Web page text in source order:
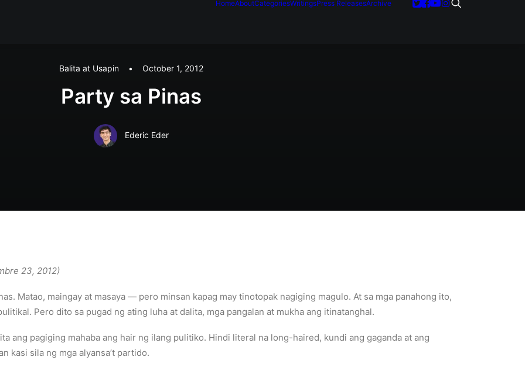
HomeAboutCategoriesWritingsPress ReleasesArchive
Balita at Usapin • October 1, 2012
Party sa Pinas
Ederic Eder
23, 2012)
Matao, maingay at masaya — pero minsan kapag may tinotopak nagiging magulo. At sa mga panahong ito,
Pero dito sa pugad ng ating luha at dalita, mga pangalan at mukha ang itinatanghal.
ang pagiging mahaba ang hair ng ilang pulitiko. Hindi literal na long-haired, kundi ang gaganda at ang
kasi sila ng mga alyansa’t partido.